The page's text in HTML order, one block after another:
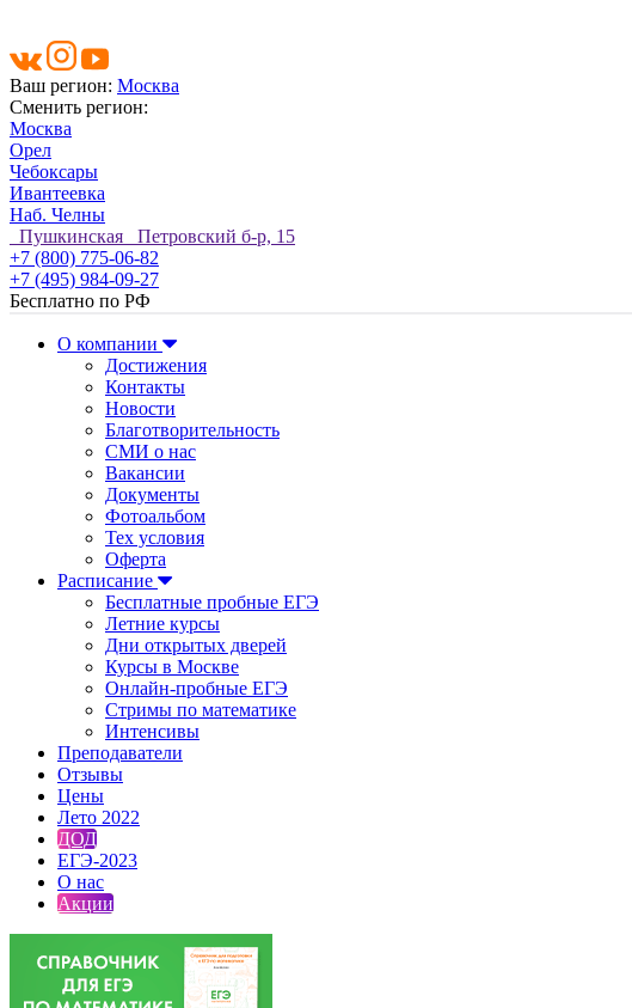
Ваш регион: Москва
Сменить регион:
Москва
Орел
Чебоксары
Ивантеевка
Наб. Челны
Пушкинская Петровский б-р, 15
+7 (800) 775-06-82
+7 (495) 984-09-27
Бесплатно по РФ
О компании
Достижения
Контакты
Новости
Благотворительность
СМИ о нас
Вакансии
Документы
Фотоальбом
Тех условия
Оферта
Расписание
Бесплатные пробные ЕГЭ
Летние курсы
Дни открытых дверей
Курсы в Москве
Онлайн-пробные ЕГЭ
Стримы по математике
Интенсивы
Преподаватели
Отзывы
Цены
Лето 2022
ДОД
ЕГЭ-2023
О нас
Акции